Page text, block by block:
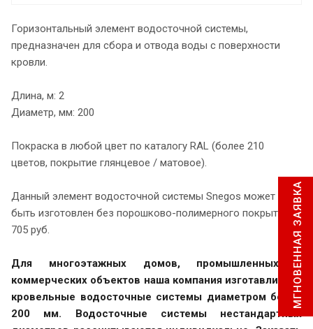
Горизонтальный элемент водосточной системы,
предназначен для сбора и отвода воды с поверхности
кровли.
Длина, м: 2
Диаметр, мм: 200
Покраска в любой цвет по каталогу RAL (более 210
цветов, покрытие глянцевое / матовое).
Данный элемент водосточной системы Snegos может
быть изготовлен без порошково-полимерного покрытия -
705 руб.
Для многоэтажных домов, промышленных и
коммерческих объектов наша компания изготавливает
кровельные водосточные системы диаметром более
200 мм. Водосточные системы нестандартных
МГНОВЕННАЯ ЗАЯВКА